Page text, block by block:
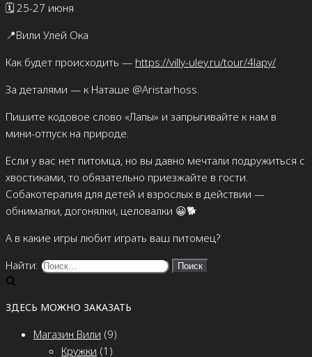
🗓️ 25-27 июня
📍Вили Улей Ока
Как будет происходить — https://villy-uley.ru/tour/4lapy/
За деталями — к Наташе @Aristarhoss.
Пишите кодовое слово «Лапы» и запрыгивайте к нам в
мини-отпуск на природе.
Если у вас нет питомца, но вы давно мечтали подружиться с
хвостиками, то обязательно приезжайте в гости.
Собакотерапия для детей и взрослых в действии —
обнималки, догонялки, целовалки 😀🐕
А в какие игры любит играть ваш питомец?
Найти:
ЗДЕСЬ МОЖНО ЗАКАЗАТЬ
Магазин Вили (9)
Кружки (1)